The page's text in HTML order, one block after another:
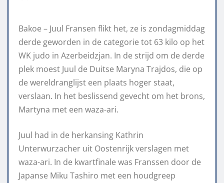
Bakoe – Juul Fransen flikt het, ze is zondagmiddag
derde geworden in de categorie tot 63 kilo op het
WK judo in Azerbeidzjan. In de strijd om de derde
plek moest Juul de Duitse Maryna Trajdos, die op
de wereldranglijst een plaats hoger staat,
verslaan. In het beslissend gevecht om het brons,
Martyna met een waza-ari.
Juul had in de herkansing Kathrin
Unterwurzacher uit Oostenrijk verslagen met
waza-ari. In de kwartfinale was Franssen door de
Japanse Miku Tashiro met een houdgreep